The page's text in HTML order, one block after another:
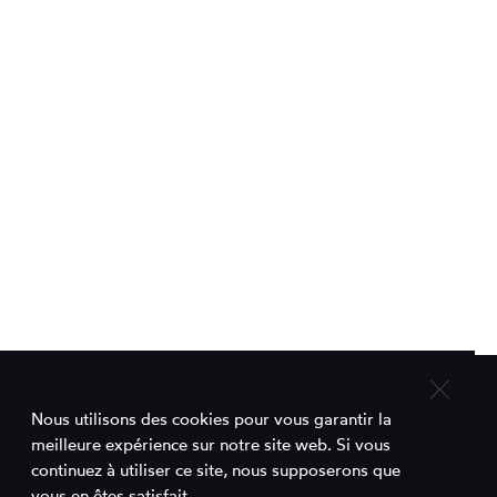
Contact
Comett est un projet porté par le
Nous utilisons des cookies pour vous garantir la
meilleure expérience sur notre site web. Si vous
continuez à utiliser ce site, nous supposerons que